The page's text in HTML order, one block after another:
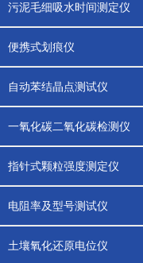
污泥毛细吸水时间测定仪
便携式划痕仪
自动苯结晶点测试仪
一氧化碳二氧化碳检测仪
指针式颗粒强度测定仪
电阻率及型号测试仪
土壤氧化还原电位仪